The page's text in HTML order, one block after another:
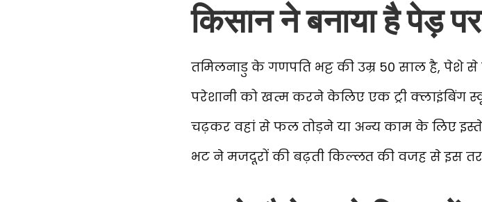
किसान ने बनाया है पेड़
तमिलनाडु के गणपति भट्ट की उम्र 50 साल है, पेशे
परेशानी को खत्म करने केलिए एक ट्री क्लाइंबिंग
चढ़कर वहां से फल तोड़ने या अन्य काम के लिए
भट ने मजदूरों की बढ़ती किल्लत की वजह से इस